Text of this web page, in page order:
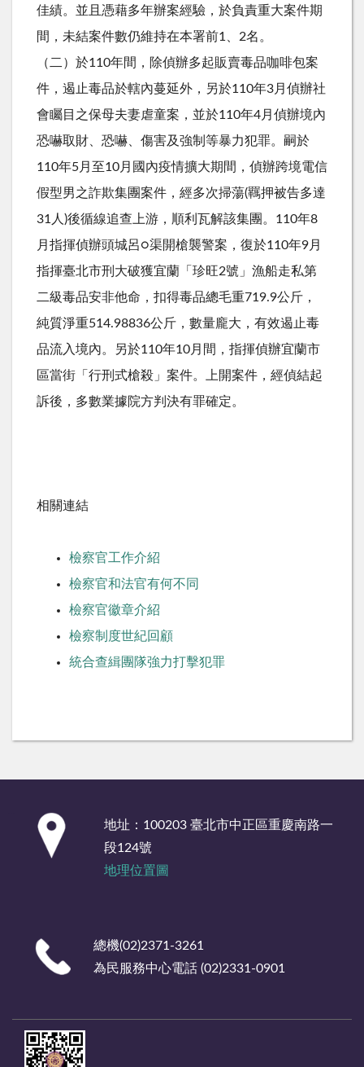
佳績。並且憑藉多年辦案經驗，於負責重大案件期
間，未結案件數仍維持在本署前1、2名。
（二）於110年間，除偵辦多起販賣毒品咖啡包案
件，遏止毒品於轄內蔓延外，另於110年3月偵辦社
會矚目之保母夫妻虐童案，並於110年4月偵辦境內
恐嚇取財、恐嚇、傷害及強制等暴力犯罪。嗣於
110年5月至10月國內疫情擴大期間，偵辦跨境電信
假型男之詐欺集團案件，經多次掃蕩(羈押被告多達
31人)後循線追查上游，順利瓦解該集團。110年8
月指揮偵辦頭城呂○渠開槍襲警案，復於110年9月
指揮臺北市刑大破獲宜蘭「珍旺2號」漁船走私第
二級毒品安非他命，扣得毒品總毛重719.9公斤，
純質淨重514.98836公斤，數量龐大，有效遏止毒
品流入境內。另於110年10月間，指揮偵辦宜蘭市
區當街「行刑式槍殺」案件。上開案件，經偵結起
訴後，多數業據院方判決有罪確定。
相關連結
檢察官工作介紹
檢察官和法官有何不同
檢察官徽章介紹
檢察制度世紀回顧
統合查緝團隊強力打擊犯罪
地址：100203 臺北市中正區重慶南路一
段124號
地理位置圖
總機(02)2371-3261
為民服務中心電話 (02)2331-0901